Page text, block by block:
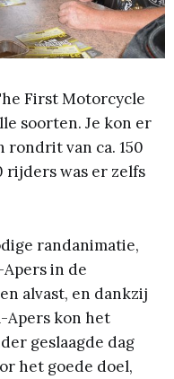
First Motorcycle
soorten. Je kon er
van ca. 150
rijders was er zelfs
randanimatie,
in de
alvast, en dankzij
Apers kon het
geslaagde dag
het goede doel,